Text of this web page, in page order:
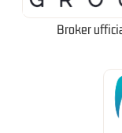
Broker